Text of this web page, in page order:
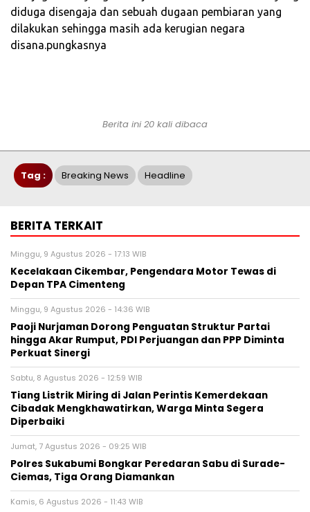
diduga disengaja dan sebuah dugaan pembiaran yang
dilakukan sehingga masih ada kerugian negara
disana.pungkasnya
Berita ini 20 kali dibaca
Tag : Breaking News Headline
BERITA TERKAIT
Minggu, 9 Agustus 2026 - 17:13 WIB
Kecelakaan Cikembar, Pengendara Motor Tewas di
Depan TPA Cimenteng
Minggu, 9 Agustus 2026 - 14:36 WIB
Paoji Nurjaman Dorong Penguatan Struktur Partai
hingga Akar Rumput, PDI Perjuangan dan PPP Diminta
Perkuat Sinergi
Sabtu, 8 Agustus 2026 - 12:59 WIB
Tiang Listrik Miring di Jalan Perintis Kemerdekaan
Cibadak Mengkhawatirkan, Warga Minta Segera
Diperbaiki
Jumat, 7 Agustus 2026 - 09:25 WIB
Polres Sukabumi Bongkar Peredaran Sabu di Surade-
Ciemas, Tiga Orang Diamankan
Kamis, 6 Agustus 2026 - 11:43 WIB